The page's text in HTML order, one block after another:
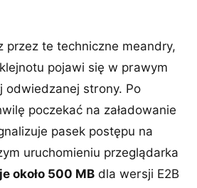
przez te techniczne meandry,
pojawi się w prawym
odwiedzanej strony. Po
poczekać na załadowanie
pasek postępu na
uruchomieniu przeglądarka
około 500 MB dla wersji E2B